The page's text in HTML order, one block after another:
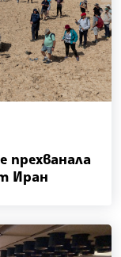
прехванала
Иран